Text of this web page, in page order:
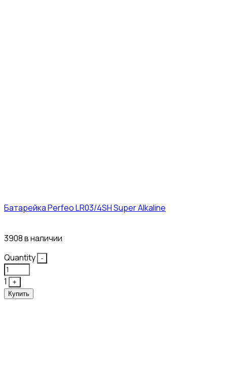
Батарейка Perfeo LR03/4SH Super Alkaline
3908 в наличии
Quantity
-
1
+
Купить